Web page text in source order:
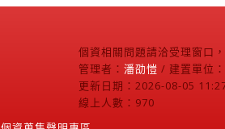
個資相關問題請洽受理窗口
管理者： 潘劭愷 / 建置單位：
更新日期：2026-08-05
線上人數：970